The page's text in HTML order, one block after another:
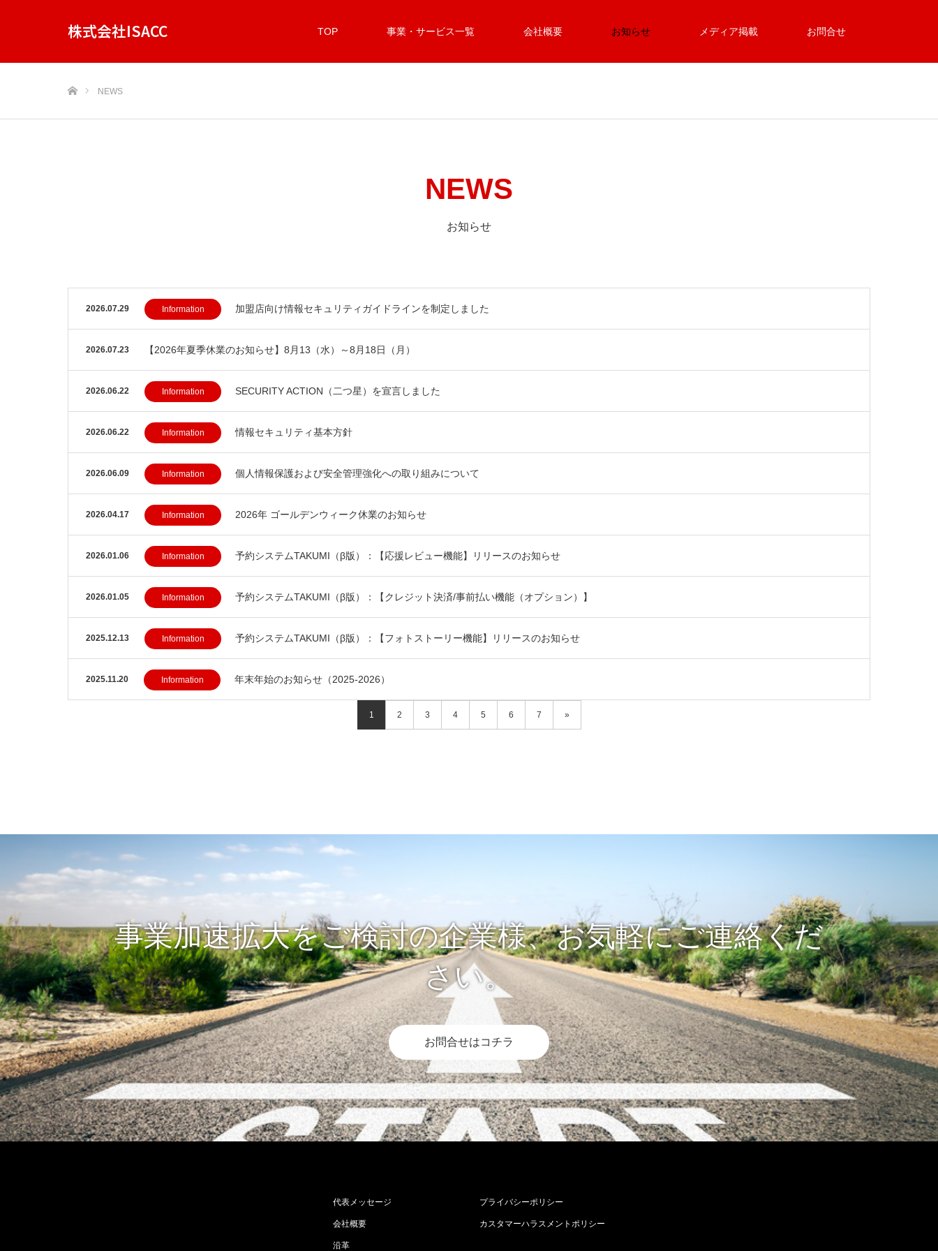
株式会社ISACC TOP 事業・サービス一覧 会社概要 お知らせ メディア掲載 お問合せ
NEWS
NEWS
お知らせ
2026.07.29 Information 加盟店向け情報セキュリティガイドラインを制定しました
2026.07.23 【2026年夏季休業のお知らせ】8月13（水）～8月18日（月）
2026.06.22 Information SECURITY ACTION（二つ星）を宣言しました
2026.06.22 Information 情報セキュリティ基本方針
2026.06.09 Information 個人情報保護および安全管理強化への取り組みについて
2026.04.17 Information 2026年 ゴールデンウィーク休業のお知らせ
2026.01.06 Information 予約システムTAKUMI（β版）：【応援レビュー機能】リリースのお知らせ
2026.01.05 Information 予約システムTAKUMI（β版）：【クレジット決済/事前払い機能（オプション）】
2025.12.13 Information 予約システムTAKUMI（β版）：【フォトストーリー機能】リリースのお知らせ
2025.11.20 Information 年末年始のお知らせ（2025-2026）
1 2 3 4 5 6 7 »
事業加速拡大をご検討の企業様、お気軽にご連絡くだ
さい。
お問合せはコチラ
代表メッセージ
会社概要
沿革
プライバシーポリシー
カスタマーハラスメントポリシー